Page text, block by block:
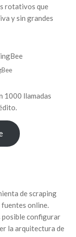
rotativos que
y sin grandes
1000 llamadas
de scraping
online.
posible configurar
la arquitectura de